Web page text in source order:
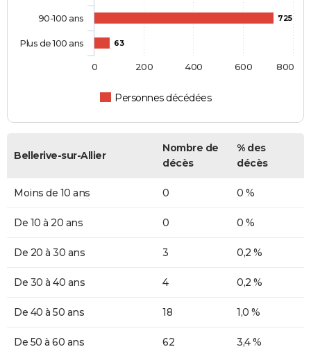
725
63
Personnes décédées
90-100 ans
Plus de 100 ans
0 200 400 600 800
Bellerive-sur-Allier
Nombre de
décès
% des
décès
Moins de 10 ans 0 0 %
De 10 à 20 ans 0 0 %
De 20 à 30 ans 3 0,2 %
De 30 à 40 ans 4 0,2 %
De 40 à 50 ans 18 1,0 %
De 50 à 60 ans 62 3,4 %